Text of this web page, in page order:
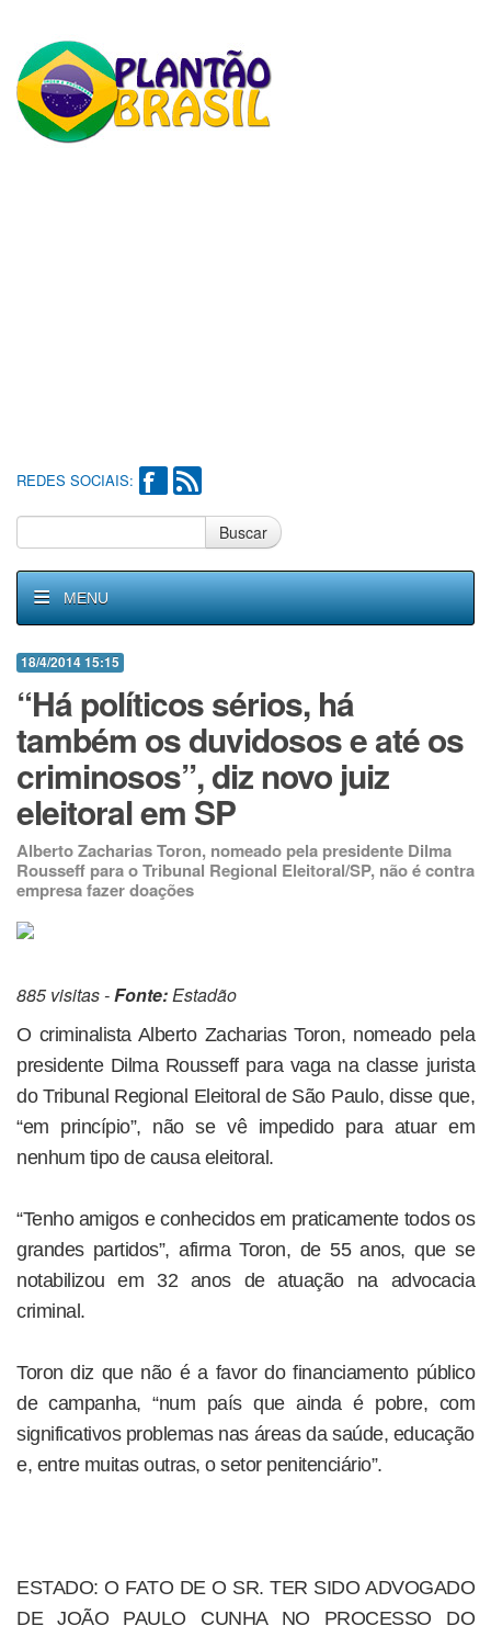
REDES SOCIAIS:
Buscar
MENU
18/4/2014 15:15
“Há políticos sérios, há
também os duvidosos e até os
criminosos”, diz novo juiz
eleitoral em SP
Alberto Zacharias Toron, nomeado pela presidente Dilma
Rousseff para o Tribunal Regional Eleitoral/SP, não é contra
empresa fazer doações
885 visitas -Fonte:Estadão
O criminalista Alberto Zacharias Toron, nomeado pela
presidente Dilma Rousseff para vaga na classe jurista
do Tribunal Regional Eleitoral de São Paulo, disse que,
“em princípio”, não se vê impedido para atuar em
nenhum tipo de causa eleitoral.
“Tenho amigos e conhecidos em praticamente todos os
grandes partidos”, afirma Toron, de 55 anos, que se
notabilizou em 32 anos de atuação na advocacia
criminal.
Toron diz que não é a favor do financiamento público
de campanha, “num país que ainda é pobre, com
significativos problemas nas áreas da saúde, educação
e, entre muitas outras, o setor penitenciário”.
ESTADO: O FATO DE O SR. TER SIDO ADVOGADO
DE JOÃO PAULO CUNHA NO PROCESSO DO